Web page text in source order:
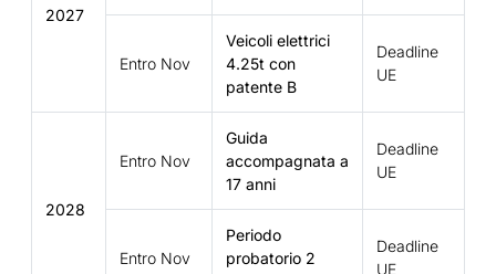
2027
Entro Nov
Veicoli elettrici
4.25t con
patente B
Deadline
UE
2028
Entro Nov
Guida
accompagnata a
17 anni
Deadline
UE
Entro Nov
Periodo
probatorio 2
Deadline
UE